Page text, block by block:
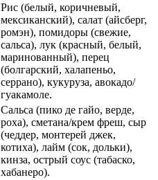
Рис (белый, коричневый,
мексиканский), салат (айсберг,
ромэн), помидоры (свежие,
сальса), лук (красный, белый,
маринованный), перец
(болгарский, халапеньо,
серрано), кукуруза, авокадо/
гуакамоле.
Сальса (пико де гайо, верде,
роха), сметана/крем фреш, сыр
(чеддер, монтерей джек,
котиха), лайм (сок, дольки),
кинза, острый соус (табаско,
хабанеро).